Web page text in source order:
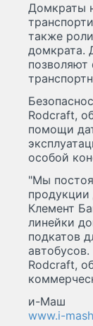
Домкраты
также
домкрата.
Rodcraft,
помощи
особой
"Мы
продукции
Клемент
линейки
подкатов
Rodcraft,
и-Маш
www.i-